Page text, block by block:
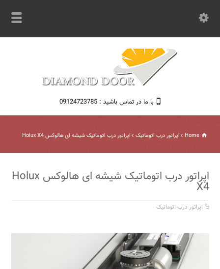
با ما در تماس باشید : 09124723785
Home اپراتور درب اتوماتیک اپراتور درب اتوماتیک شیشه ای هالوکس Holux X4
اپراتور درب اتوماتیک شیشه ای هالوکس Holux
X4
اپراتور درب اتوماتیک